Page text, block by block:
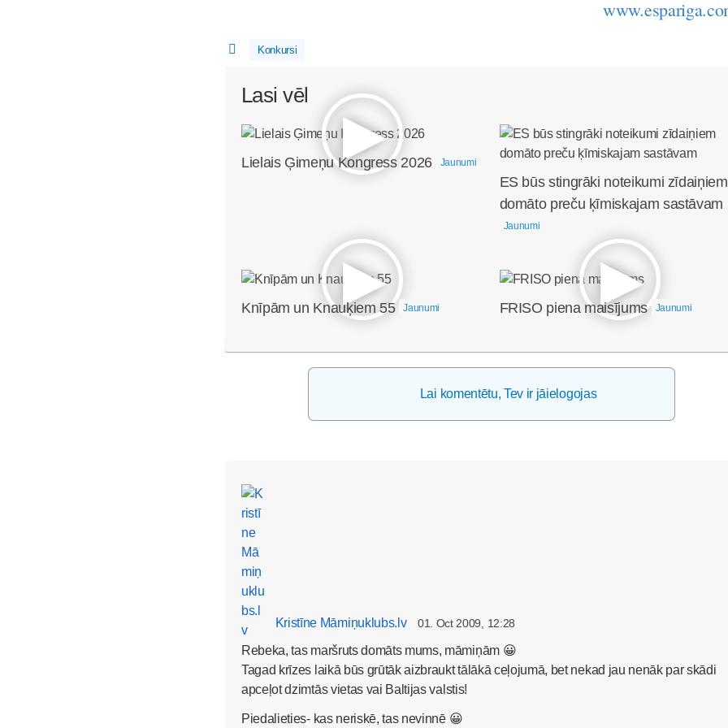
Konkursi
Lasi vēl
Lielais Ģimeņu Kongress 2026 Jaunumi
ES būs stingrāki noteikumi zīdaiņiem
domāto preču ķīmiskajam sastāvam
Jaunumi
Knīpām un Knauķiem 55 Jaunumi FRISO piena maisījums Jaunumi
Lai komentētu, Tev ir jāielogojas
Kristīne Māmiņuklubs.lv 01. Oct 2009, 12:28
Rebeka, tas maršruts domāts mums, māmiņām 😀
Tagad krīzes laikā būs grūtāk aizbraukt tālākā ceļojumā, bet nekad jau nenāk par skādi
apceļot dzimtās vietas vai Baltijas valstis!
Piedalieties- kas neriskē, tas nevinnē 😀